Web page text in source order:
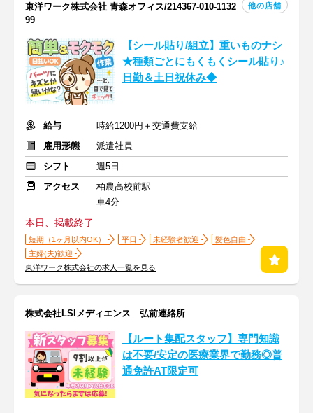
東洋ワーク株式会社 青森オフィス/214367-010-1132
99
他の店舗
【シール貼り/組立】重いものナシ
★種類ごとにもくもくシール貼り♪
日勤＆土日祝休み◆
給与
時給1200円＋交通費支給
雇用形態
派遣社員
シフト
週5日
アクセス
柏農高校前駅
車4分
本日、掲載終了
短期（1ヶ月以内OK） 平日 未経験者歓迎
髪色自由
主婦(夫)歓迎
東洋ワーク株式会社の求人一覧を見る
株式会社LSIメディエンス 弘前連絡所
【ルート集配スタッフ】専門知識
は不要/安定の医療業界で勤務◎普
通免許AT限定可